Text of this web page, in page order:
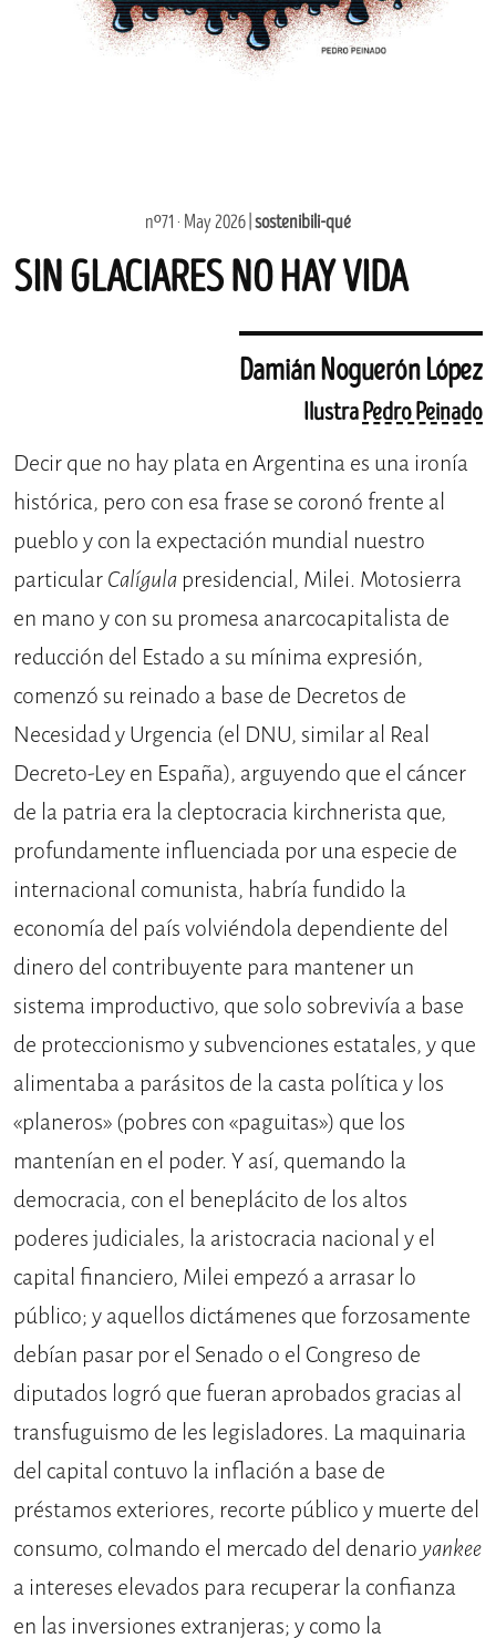
nº71 · May 2026 | sostenibili-qué
SIN GLACIARES NO HAY VIDA
Damián Noguerón López
IlustraPedro Peinado
Decir que no hay plata en Argentina es una ironía
histórica, pero con esa frase se coronó frente al
pueblo y con la expectación mundial nuestro
particularCalígula presidencial, Milei. Motosierra
en mano y con su promesa anarcocapitalista de
reducción del Estado a su mínima expresión,
comenzó su reinado a base de Decretos de
Necesidad y Urgencia (el DNU, similar al Real
Decreto-Ley en España), arguyendo que el cáncer
de la patria era la cleptocracia kirchnerista que,
profundamente influenciada por una especie de
internacional comunista, habría fundido la
economía del país volviéndola dependiente del
dinero del contribuyente para mantener un
sistema improductivo, que solo sobrevivía a base
de proteccionismo y subvenciones estatales, y que
alimentaba a parásitos de la casta política y los
«planeros» (pobres con «paguitas») que los
mantenían en el poder. Y así, quemando la
democracia, con el beneplácito de los altos
poderes judiciales, la aristocracia nacional y el
capital financiero, Milei empezó a arrasar lo
público; y aquellos dictámenes que forzosamente
debían pasar por el Senado o el Congreso de
diputados logró que fueran aprobados gracias al
transfuguismo de les legisladores. La maquinaria
del capital contuvo la inflación a base de
préstamos exteriores, recorte público y muerte del
consumo, colmando el mercado del denario yankee
a intereses elevados para recuperar la confianza
en las inversiones extranjeras; y como la